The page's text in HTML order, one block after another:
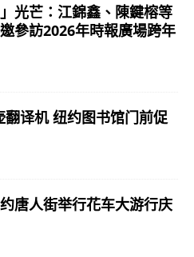
光芒：江錦鑫、陳鍵榕等
參訪2026年時報廣場跨年
译机 纽约图书馆门前促
约唐人街举行花车大游行庆